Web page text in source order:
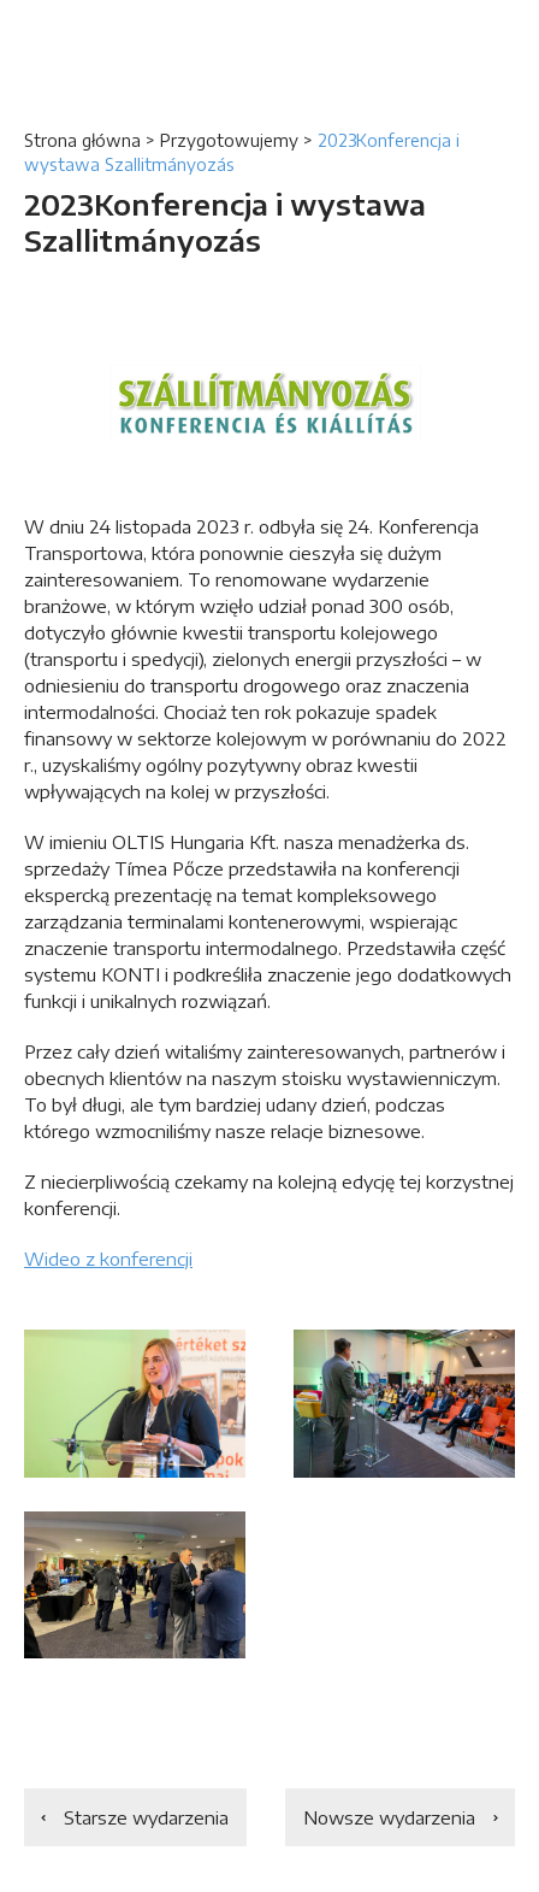
Strona główna > Przygotowujemy > 2023Konferencja i
wystawa Szallitmányozás
2023Konferencja i wystawa
Szallitmányozás
W dniu 24 listopada 2023 r. odbyła się 24. Konferencja
Transportowa, która ponownie cieszyła się dużym
zainteresowaniem. To renomowane wydarzenie
branżowe, w którym wzięło udział ponad 300 osób,
dotyczyło głównie kwestii transportu kolejowego
(transportu i spedycji), zielonych energii przyszłości – w
odniesieniu do transportu drogowego oraz znaczenia
intermodalności. Chociaż ten rok pokazuje spadek
finansowy w sektorze kolejowym w porównaniu do 2022
r., uzyskaliśmy ogólny pozytywny obraz kwestii
wpływających na kolej w przyszłości.
W imieniu OLTIS Hungaria Kft. nasza menadżerka ds.
sprzedaży Tímea Pőcze przedstawiła na konferencji
ekspercką prezentację na temat kompleksowego
zarządzania terminalami kontenerowymi, wspierając
znaczenie transportu intermodalnego. Przedstawiła część
systemu KONTI i podkreśliła znaczenie jego dodatkowych
funkcji i unikalnych rozwiązań.
Przez cały dzień witaliśmy zainteresowanych, partnerów i
obecnych klientów na naszym stoisku wystawienniczym.
To był długi, ale tym bardziej udany dzień, podczas
którego wzmocniliśmy nasze relacje biznesowe.
Z niecierpliwością czekamy na kolejną edycję tej korzystnej
konferencji.
Wideo z konferencji
Starsze wydarzenia Nowsze wydarzenia